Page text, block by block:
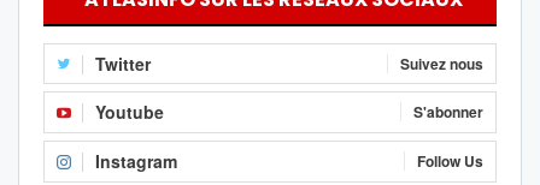
Twitter Suivez nous
Youtube S'abonner
Instagram Follow Us